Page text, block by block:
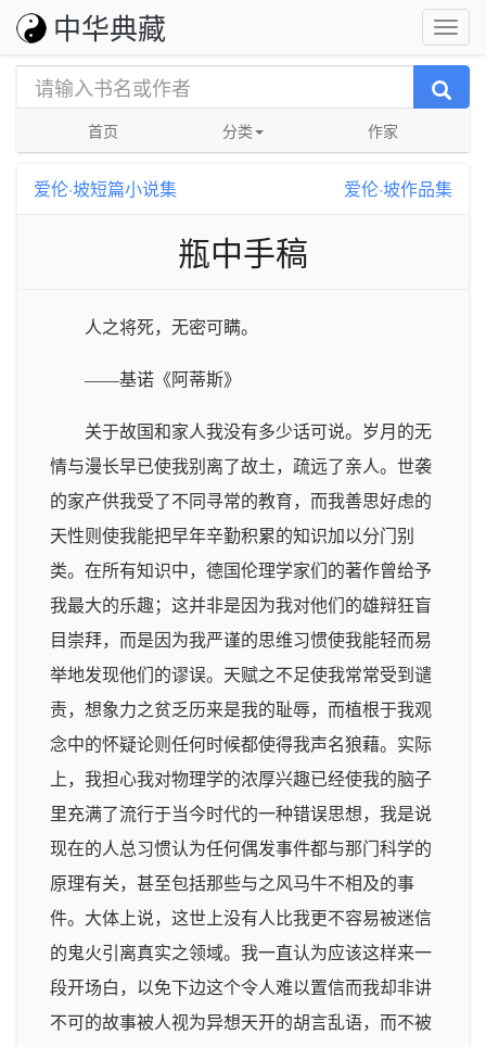
中华典藏
首页 分类 作家
爱伦·坡短篇小说集 爱伦·坡作品集
瓶中手稿
人之将死，无密可瞒。
——基诺《阿蒂斯》
关于故国和家人我没有多少话可说。岁月的无
情与漫长早已使我别离了故土，疏远了亲人。世袭
的家产供我受了不同寻常的教育，而我善思好虑的
天性则使我能把早年辛勤积累的知识加以分门别
类。在所有知识中，德国伦理学家们的著作曾给予
我最大的乐趣；这并非是因为我对他们的雄辩狂盲
目崇拜，而是因为我严谨的思维习惯使我能轻而易
举地发现他们的谬误。天赋之不足使我常常受到谴
责，想象力之贫乏历来是我的耻辱，而植根于我观
念中的怀疑论则任何时候都使得我声名狼藉。实际
上，我担心我对物理学的浓厚兴趣已经使我的脑子
里充满了流行于当今时代的一种错误思想，我是说
现在的人总习惯认为任何偶发事件都与那门科学的
原理有关，甚至包括那些与之风马牛不相及的事
件。大体上说，这世上没有人比我更不容易被迷信
的鬼火引离真实之领域。我一直认为应该这样来一
段开场白，以免下边这个令人难以置信而我却非讲
不可的故事被人视为异想天开的胡言乱语，而不被